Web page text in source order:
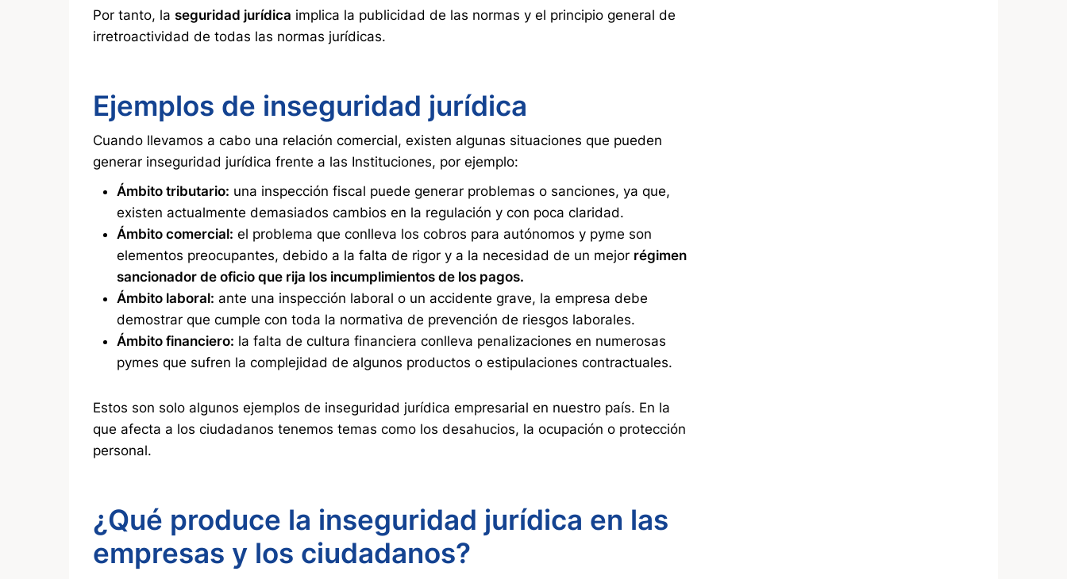
Por tanto, la seguridad jurídica implica la publicidad de las normas y el principio general de
irretroactividad de todas las normas jurídicas.
Ejemplos de inseguridad jurídica
Cuando llevamos a cabo una relación comercial, existen algunas situaciones que pueden
generar inseguridad jurídica frente a las Instituciones, por ejemplo:
Ámbito tributario: una inspección fiscal puede generar problemas o sanciones, ya que,
existen actualmente demasiados cambios en la regulación y con poca claridad.
Ámbito comercial: el problema que conlleva los cobros para autónomos y pyme son
elementos preocupantes, debido a la falta de rigor y a la necesidad de un mejor régimen
sancionador de oficio que rija los incumplimientos de los pagos.
Ámbito laboral: ante una inspección laboral o un accidente grave, la empresa debe
demostrar que cumple con toda la normativa de prevención de riesgos laborales.
Ámbito financiero: la falta de cultura financiera conlleva penalizaciones en numerosas
pymes que sufren la complejidad de algunos productos o estipulaciones contractuales.
Estos son solo algunos ejemplos de inseguridad jurídica empresarial en nuestro país. En la
que afecta a los ciudadanos tenemos temas como los desahucios, la ocupación o protección
personal.
¿Qué produce la inseguridad jurídica en las
empresas y los ciudadanos?